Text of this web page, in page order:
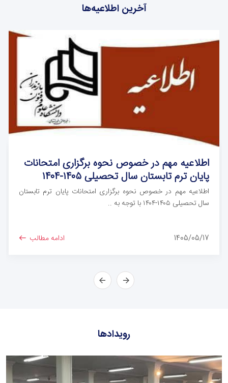
آخرین اطلاعیه‌ها
اطلاعیه مهم در خصوص نحوه برگزاری امتحانات
پایان ترم تابستان سال تحصیلی ۱۴۰۵-۱۴۰۴
اطلاعیه مهم در خصوص نحوه برگزاری امتحانات پایان ترم تابستان
سال تحصیلی ۱۴۰۵-۱۴۰۴ با توجه به ..
1405/05/17 ادامه مطالب
رویدادها